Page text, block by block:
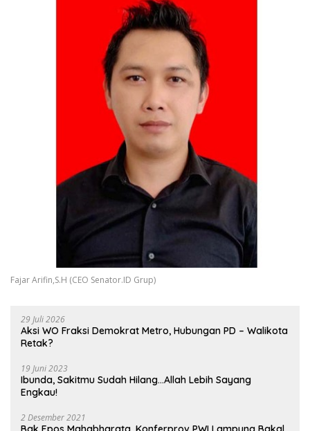
Fajar Arifin,S.H (CEO Senator.ID Grup)
29 Juli 2026
Aksi WO Fraksi Demokrat Metro, Hubungan PD – Walikota
Retak?
19 Juni 2023
Ibunda, Sakitmu Sudah Hilang…Allah Lebih Sayang
Engkau!
2 Desember 2021